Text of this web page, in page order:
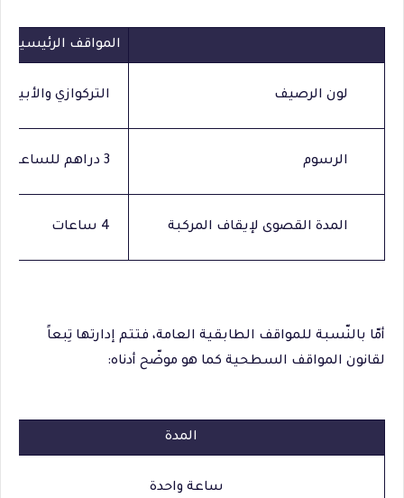
المواقف الرئيسية
لون الرصيف التركوازي والأبيض
الرسوم 3 دراهم للساعة
المدة القصوى لإيقاف المركبة 4 ساعات
أمّا بالنّسبة للمواقف الطابقية العامة، فتتم إدارتها تِبعاً
لقانون المواقف السطحية كما هو موضّح أدناه:
المدة
ساعة واحدة